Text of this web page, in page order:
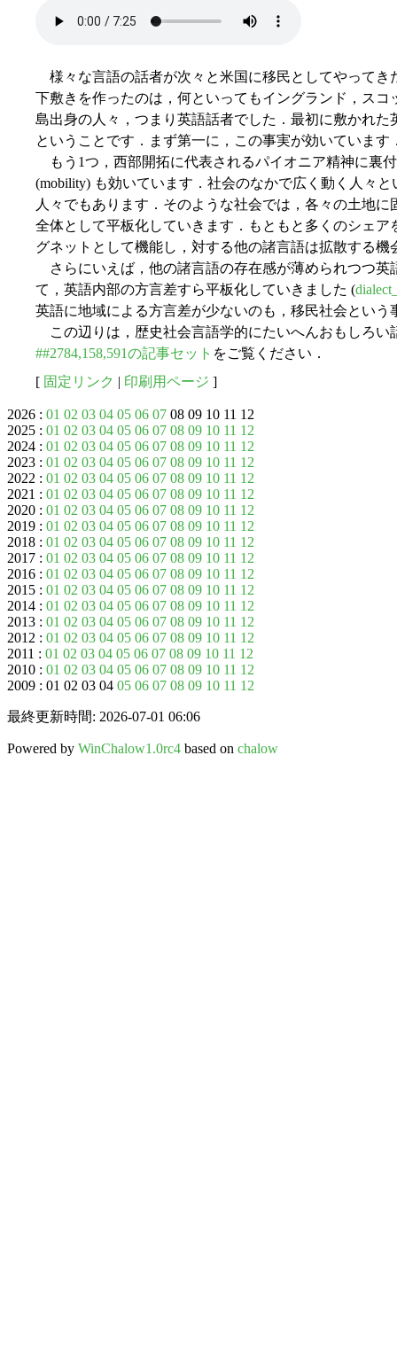
様々な言語の話者が次々と米国に移民としてやってき
下敷きを作ったのは，何といってもイングランド，ス
島出身の人々，つまり英語話者でした．最初に敷かれ
ということです．まず第一に，この事実が効いています
もう1つ，西部開拓に代表されるパイオニア精神に裏
(mobility) も効いています．社会のなかで広く動く人々
人々でもあります．そのような社会では，各々の土地
全体として平板化していきます．もともと多くのシェ
グネットとして機能し，対する他の諸言語は拡散する機
さらにいえば，他の諸言語の存在感が薄められつつ英
て，英語内部の方言差すら平板化していきました (
英語に地域による方言差が少ないのも，移民社会という
この辺りは，歴史社会言語学的にたいへんおもしろい
##2784,158,591の記事セット をご覧ください．
[ 固定リンク | 印刷用ページ ]
2026 : 01 02 03 04 05 06 07 08 09 10 11 12
2025 : 01 02 03 04 05 06 07 08 09 10 11 12
2024 : 01 02 03 04 05 06 07 08 09 10 11 12
2023 : 01 02 03 04 05 06 07 08 09 10 11 12
2022 : 01 02 03 04 05 06 07 08 09 10 11 12
2021 : 01 02 03 04 05 06 07 08 09 10 11 12
2020 : 01 02 03 04 05 06 07 08 09 10 11 12
2019 : 01 02 03 04 05 06 07 08 09 10 11 12
2018 : 01 02 03 04 05 06 07 08 09 10 11 12
2017 : 01 02 03 04 05 06 07 08 09 10 11 12
2016 : 01 02 03 04 05 06 07 08 09 10 11 12
2015 : 01 02 03 04 05 06 07 08 09 10 11 12
2014 : 01 02 03 04 05 06 07 08 09 10 11 12
2013 : 01 02 03 04 05 06 07 08 09 10 11 12
2012 : 01 02 03 04 05 06 07 08 09 10 11 12
2011 : 01 02 03 04 05 06 07 08 09 10 11 12
2010 : 01 02 03 04 05 06 07 08 09 10 11 12
2009 : 01 02 03 04 05 06 07 08 09 10 11 12
最終更新時間: 2026-07-01 06:06
Powered by WinChalow1.0rc4 based on chalow